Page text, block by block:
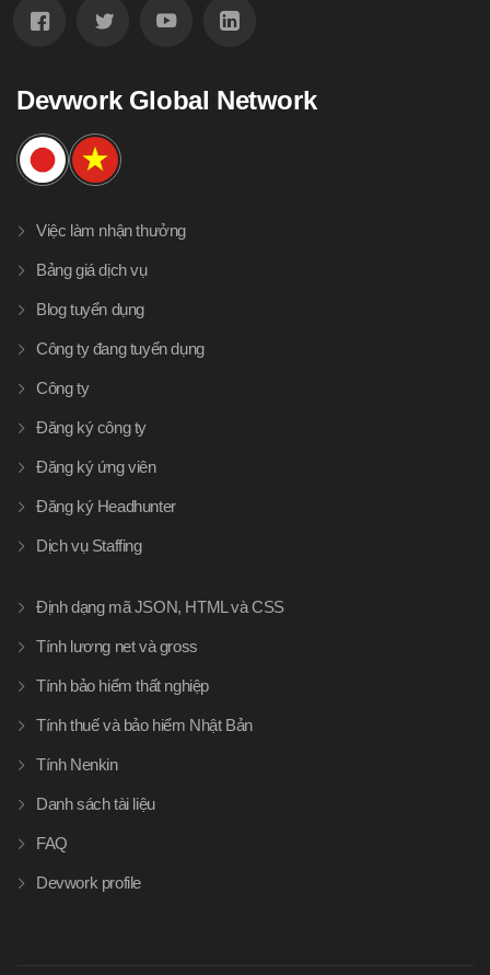
Devwork Global Network
Việc làm nhận thưởng
Bảng giá dịch vụ
Blog tuyển dụng
Công ty đang tuyển dụng
Công ty
Đăng ký công ty
Đăng ký ứng viên
Đăng ký Headhunter
Dịch vụ Staffing
Định dạng mã JSON, HTML và CSS
Tính lương net và gross
Tính bảo hiểm thất nghiệp
Tính thuế và bảo hiểm Nhật Bản
Tính Nenkin
Danh sách tài liệu
FAQ
Devwork profile